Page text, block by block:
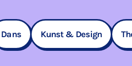
Dans Kunst & Design